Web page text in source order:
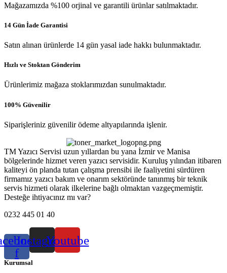
Mağazamızda %100 orjinal ve garantili ürünlar satılmaktadır.
14 Gün İade Garantisi
Satın alınan ürünlerde 14 gün yasal iade hakkı bulunmaktadır.
Hızlı ve Stoktan Gönderim
Ürünlerimiz mağaza stoklarımızdan sunulmaktadır.
100% Güvenilir
Siparişleriniz güvenilir ödeme altyapılarında işlenir.
TM Yazıcı Servisi uzun yıllardan bu yana İzmir ve Manisa
bölgelerinde hizmet veren yazıcı servisidir. Kuruluş yılından itibaren
kaliteyi ön planda tutan çalışma prensibi ile faaliyetini sürdüren
firmamız yazıcı bakım ve onarım sektöründe tanınmış bir teknik
servis hizmeti olarak ilkelerine bağlı olmaktan vazgeçmemiştir.
Desteğe ihtiyacınız mı var?
0232 445 01 40
f
InstagramYoutube
Kurumsal